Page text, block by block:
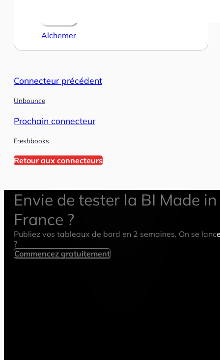
Alchemer
Connecteur précédent
Unbounce
Prochain connecteur
Freshbooks
Retour aux connecteurs
Envie de tester la BI Made in
France ?
Publiez vos tableaux de bord en 2 semaines. On se
?
Commencez gratuitement